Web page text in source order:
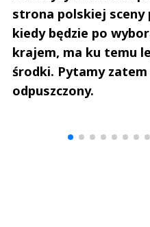
strona polskiej sceny
kiedy będzie po
krajem, ma ku temu
środki. Pytamy
odpuszczony.